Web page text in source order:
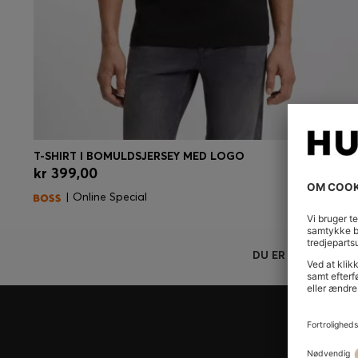
Hurtigkøb
T-SHIRT I BOMULDSJERSEY MED LOGO
kr 399,00
| Online Special
DU ER HER